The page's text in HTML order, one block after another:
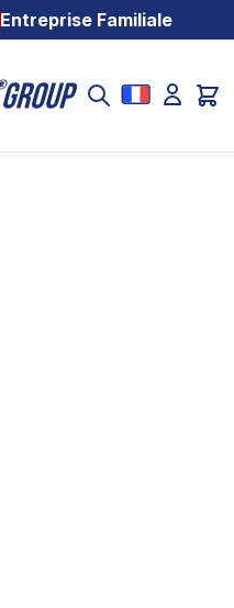
Entreprise Familiale